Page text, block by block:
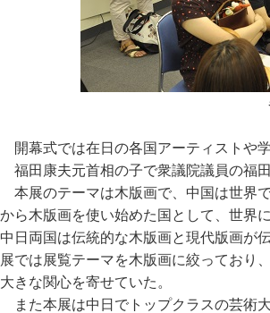
開幕式では在日の各国アーティストや
福田康夫元首相の子で衆議院議員の福
本展のテーマは木版画で、中国は世界
から木版画を使い始めた国として、世界
中日両国は伝統的な木版画と現代版画が
展では展覧テーマを木版画に絞っており
大きな関心を寄せていた。
また本展は中日でトップクラスの芸術